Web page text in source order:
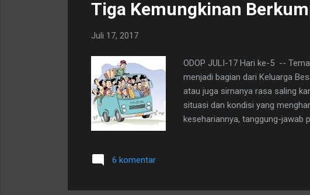
Tiga Kemungkinan
Juli 17, 2017
ODOP JULI-17 Hari ke-5 --
menjadi bagian dari Keluarga
atau juga sirnanya rasa saling
situasi dan kondisi yang
kesehariannya, tanggung-jawab
6 komentar